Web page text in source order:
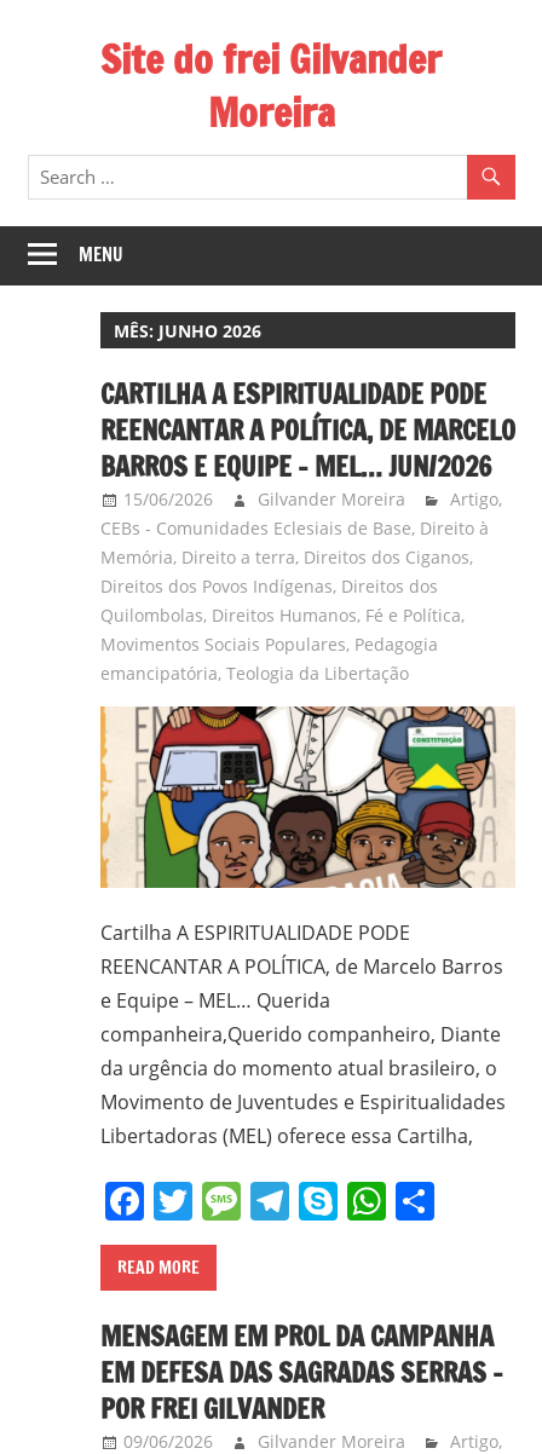
Site do frei Gilvander
Moreira
Esse
site
frei
Gilvander
divulga
pastoral
militância
carmelita;
licenciado
Filosofia
Teologia
ITESP/SP;
Ciências
Pontifício
doutorando
MENU
MÊS: JUNHO 2026
CARTILHA A ESPIRITUALIDADE PODE
REENCANTAR A POLÍTICA, DE MARCELO
BARROS E EQUIPE – MEL… JUN/2026
15/06/2026 Gilvander Moreira Artigo,
CEBs - Comunidades Eclesiais de Base, Direito à
Memória, Direito a terra, Direitos dos Ciganos,
Direitos dos Povos Indígenas, Direitos dos
Quilombolas, Direitos Humanos, Fé e Política,
Movimentos Sociais Populares, Pedagogia
emancipatória, Teologia da Libertação
Cartilha A ESPIRITUALIDADE PODE
REENCANTAR A POLÍTICA, de Marcelo Barros
e Equipe – MEL… Querida
companheira,Querido companheiro, Diante
da urgência do momento atual brasileiro, o
Movimento de Juventudes e Espiritualidades
Libertadoras (MEL) oferece essa Cartilha,
Facebook
Twitter
Message
Telegram
SkypeShare
READ MORE
MENSAGEM EM PROL DA CAMPANHA
EM DEFESA DAS SAGRADAS SERRAS –
POR FREI GILVANDER
09/06/2026 Gilvander Moreira Artigo,